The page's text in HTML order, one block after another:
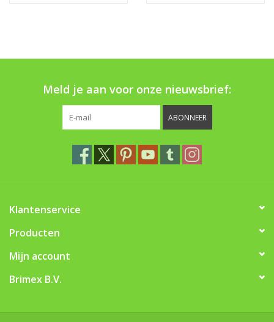
Meld je aan voor onze nieuwsbrief:
ABONNEER
Klantenservice
Producten
Mijn account
Brimex B.V.